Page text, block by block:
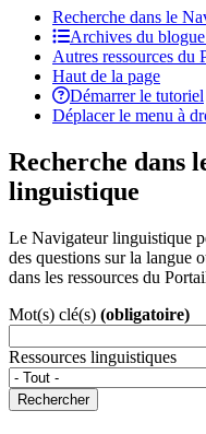
Recherche dans le
Archives du
Autres ressources du
Haut de la page
Démarrer le tutoriel
Déplacer le menu à
Recherche dans
linguistique
Le Navigateur linguistique
des questions sur la langue
dans les ressources du
Mot(s) clé(s) (obligatoire)
Ressources linguistiques
Rechercher